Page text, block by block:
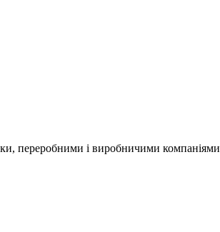
переробними і виробничими компаніями